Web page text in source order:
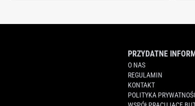
PRZYDATNE
O NAS
REGULAMIN
KONTAKT
POLITYKA